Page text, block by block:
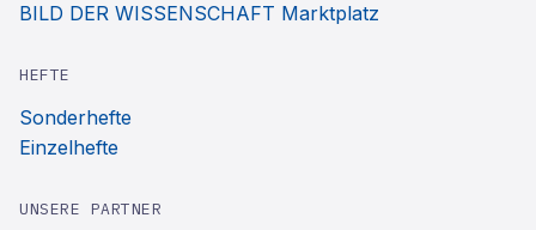
BILD DER WISSENSCHAFT Marktplatz
HEFTE
Sonderhefte
Einzelhefte
UNSERE PARTNER